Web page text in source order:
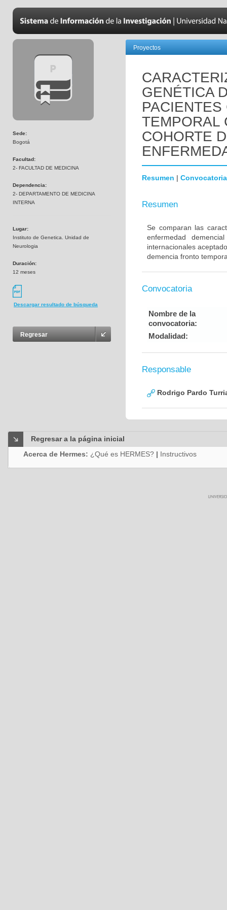
Sede:
Bogotá
Facultad:
2- FACULTAD DE MEDICINA
Dependencia:
2- DEPARTAMENTO DE MEDICINA
INTERNA
Lugar:
Instituto de Genetica. Unidad de
Neurologia
Duración:
12 meses
Descargar resultado de búsqueda
Regresar
Proyectos
GENÉTICA
TEMPORAL
COHORTE
Resumen | Convocatoria
Resumen
Se comparan las
enfermedad
internacionales
demencia fronto
Convocatoria
Nombre de la
convocatoria:
Modalidad:
Responsable
Rodrigo Pardo
Regresar a la página inicial
Acerca de Hermes: ¿Qué es HERMES? | Instructivos